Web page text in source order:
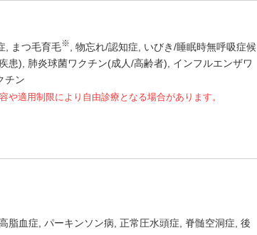
まつ毛育毛※ 物忘れ/認知症
いびき/睡眠時無呼吸症候
患) 肺炎球菌ワクチン(成人/高齢者)
インフルエンザワ
チン
適用制限により自由診療となる場合があります。
脂血症 パーキンソン病 正常圧水頭症 脊髄空洞症 後